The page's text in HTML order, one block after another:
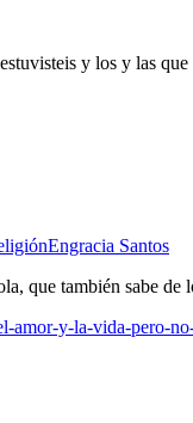
y los y las
Engracia Santos
que también sabe de
amor-y-la-vida-pero-